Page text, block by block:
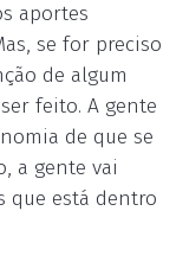
aportes
se for preciso
de algum
feito. A gente
de que se
a gente vai
que está dentro